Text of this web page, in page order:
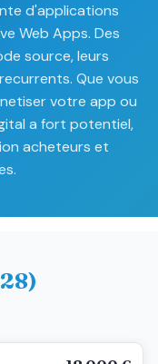
d'applications
Web Apps. Des
source, leurs
Que vous
votre app ou
a fort potentiel,
acheteurs et